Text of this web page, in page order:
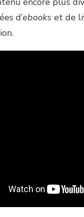
d’ebooks et de